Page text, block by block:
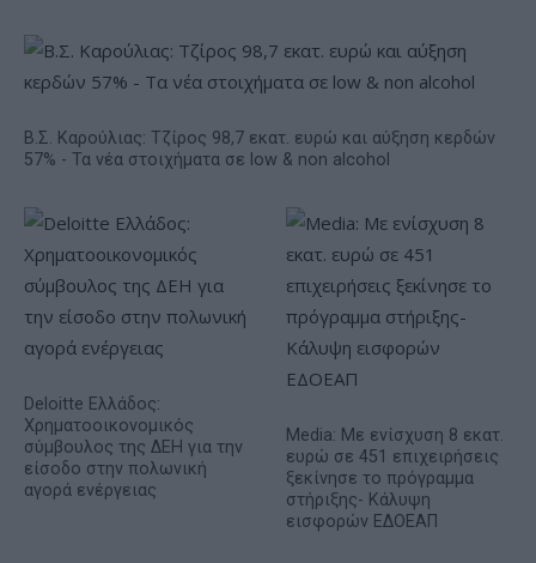
Β.Σ. Καρούλιας: Τζίρος 98,7 εκατ. ευρώ και αύξηση κερδών
57% - Τα νέα στοιχήματα σε low & non alcohol
Deloitte Ελλάδος:
Χρηματοοικονομικός
σύμβουλος της ΔΕΗ για την
είσοδο στην πολωνική
αγορά ενέργειας
Media: Με ενίσχυση 8 εκατ.
ευρώ σε 451 επιχειρήσεις
ξεκίνησε το πρόγραμμα
στήριξης- Κάλυψη
εισφορών ΕΔΟΕΑΠ